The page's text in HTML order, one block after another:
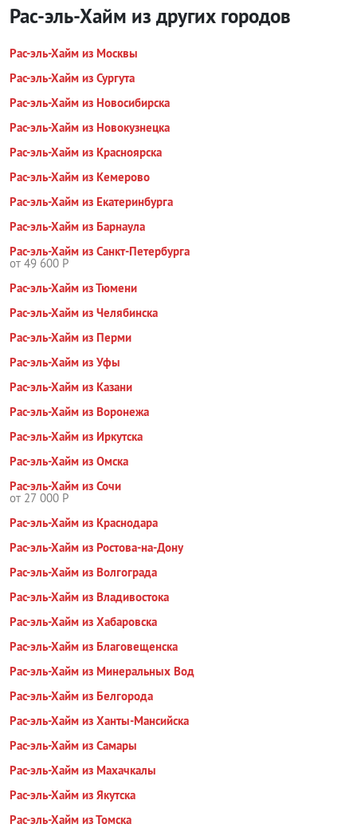
Рас-эль-Хайм из других городов
Рас-эль-Хайм из Москвы
Рас-эль-Хайм из Сургута
Рас-эль-Хайм из Новосибирска
Рас-эль-Хайм из Новокузнецка
Рас-эль-Хайм из Красноярска
Рас-эль-Хайм из Кемерово
Рас-эль-Хайм из Екатеринбурга
Рас-эль-Хайм из Барнаула
Рас-эль-Хайм из Санкт-Петербурга
от 49 600 Р
Рас-эль-Хайм из Тюмени
Рас-эль-Хайм из Челябинска
Рас-эль-Хайм из Перми
Рас-эль-Хайм из Уфы
Рас-эль-Хайм из Казани
Рас-эль-Хайм из Воронежа
Рас-эль-Хайм из Иркутска
Рас-эль-Хайм из Омска
Рас-эль-Хайм из Сочи
от 27 000 Р
Рас-эль-Хайм из Краснодара
Рас-эль-Хайм из Ростова-на-Дону
Рас-эль-Хайм из Волгограда
Рас-эль-Хайм из Владивостока
Рас-эль-Хайм из Хабаровска
Рас-эль-Хайм из Благовещенска
Рас-эль-Хайм из Минеральных Вод
Рас-эль-Хайм из Белгорода
Рас-эль-Хайм из Ханты-Мансийска
Рас-эль-Хайм из Самары
Рас-эль-Хайм из Махачкалы
Рас-эль-Хайм из Якутска
Рас-эль-Хайм из Томска